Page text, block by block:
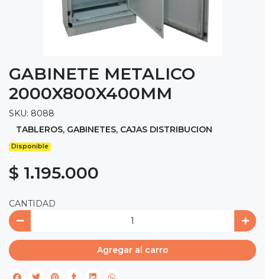
GABINETE METALICO
2000X800X400MM
SKU: 8088
TABLEROS, GABINETES, CAJAS DISTRIBUCION
Disponible
$ 1.195.000
CANTIDAD
Agregar al carro